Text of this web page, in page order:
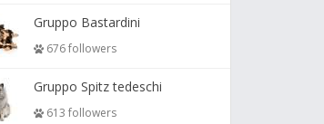
Gruppo Bastardini
676 followers
Gruppo Spitz tedeschi
613 followers